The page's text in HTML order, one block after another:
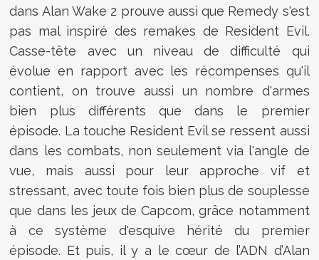
dans Alan Wake 2 prouve aussi que Remedy s'est
pas mal inspiré des remakes de Resident Evil.
Casse-tête avec un niveau de difficulté qui
évolue en rapport avec les récompenses qu'il
contient, on trouve aussi un nombre d'armes
bien plus différents que dans le premier
épisode. La touche Resident Evil se ressent aussi
dans les combats, non seulement via l'angle de
vue, mais aussi pour leur approche vif et
stressant, avec toute fois bien plus de souplesse
que dans les jeux de Capcom, grâce notamment
à ce système d'esquive hérité du premier
épisode. Et puis, il y a le cœur de l’ADN d’Alan